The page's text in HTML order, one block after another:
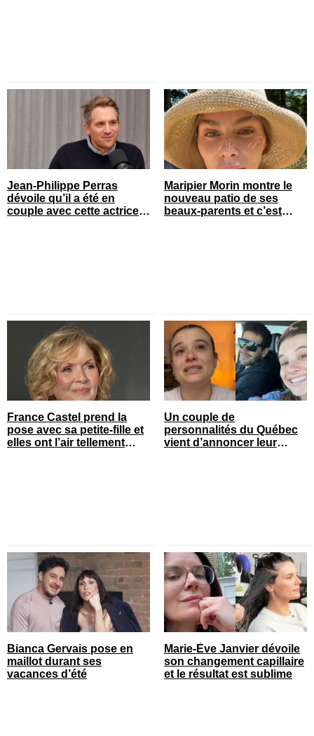
Jean-Philippe Perras
dévoile qu’il a été en
couple avec cette actrice
Maripier Morin montre le
nouveau patio de ses
beaux-parents et c’est
France Castel prend la
pose avec sa petite-fille et
elles ont l’air tellement
Un couple de
personnalités du Québec
vient d’annoncer leur
Bianca Gervais pose en
maillot durant ses
vacances d’été
Marie-Ève Janvier dévoile
son changement capillaire
et le résultat est sublime